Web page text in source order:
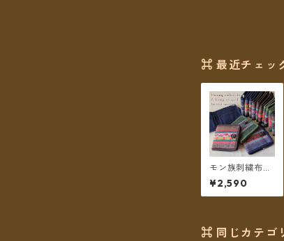
⌘ 最近チェッ
モン族刺繍布と
手織りヘンプ ２
つ折り財布 ＊メ
ール便送料無料
¥2,590
⌘ 同じカテゴ